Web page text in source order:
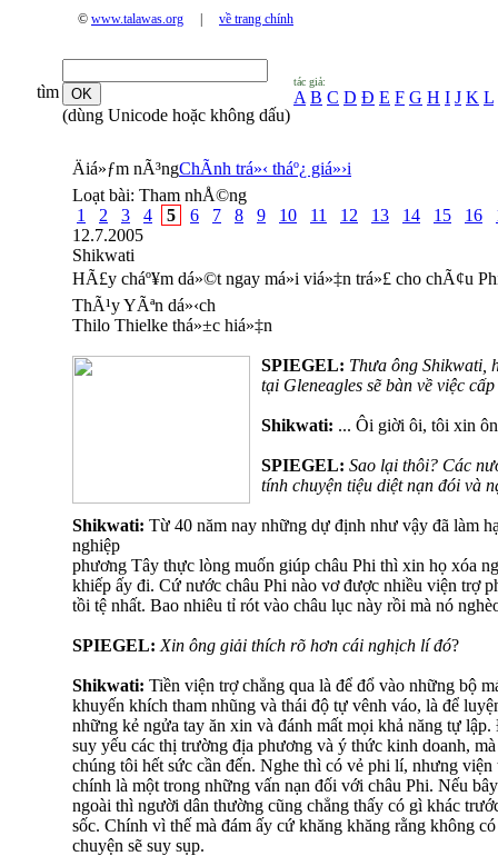
© www.talawas.org về trang chính
tìm
(dùng Unicode hoặc không dấu)
tác giả:
A B C D Đ E F G H I J K L
Äiá»ƒm nÃ³ngChÃ­nh trá»‹ tháº¿ giá»›i
Loạt bài: Tham nhÅ©ng
1
2 3 4 5 6 7 8 9 10 11 12 13 14 15 16
12.7.2005
Shikwati
HÃ£y cháº¥m dá»©t ngay má»i viá»‡n trá»£ cho chÃ¢u
ThÃ¹y YÃªn dá»‹ch
Thilo Thielke thá»±c hiá»‡n
SPIEGEL: Thưa ông Shikwati,
tại Gleneagles sẽ bàn về việc
Shikwati: ... Ôi giời ôi, tôi xin
SPIEGEL: Sao lại thôi? Các
tính chuyện tiệu diệt nạn đói và
Shikwati: Từ 40 năm nay những dự định như vậy đã làm
nghiệp
phương Tây thực lòng muốn giúp châu Phi thì xin họ xóa
khiếp ấy đi. Cứ nước châu Phi nào vơ được nhiều viện trợ
tồi tệ nhất. Bao nhiêu tỉ rót vào châu lục này rồi mà nó
SPIEGEL: Xin ông giải thích rõ hơn cái nghịch lí đó?
Shikwati: Tiền viện trợ chẳng qua là để đổ vào những bộ
khuyến khích tham nhũng và thái độ tự vênh váo, là để
những kẻ ngửa tay ăn xin và đánh mất mọi khả năng tự
suy yếu các thị trường địa phương và ý thức kinh doanh,
chúng tôi hết sức cần đến. Nghe thì có vẻ phi lí, nhưng
chính là một trong những vấn nạn đối với châu Phi. Nếu
ngoài thì người dân thường cũng chẳng thấy có gì khác
sốc. Chính vì thế mà đám ấy cứ khăng khăng rằng không
chuyện sẽ suy sụp.